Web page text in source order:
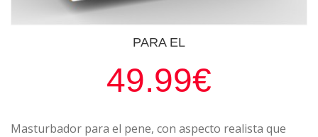
PARA EL
49.99€
Masturbador para el pene, con aspecto realista que